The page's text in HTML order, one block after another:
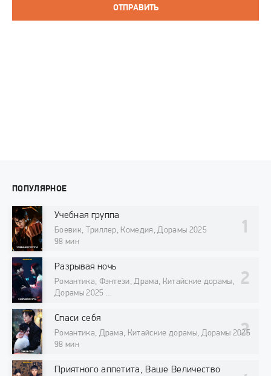
ОТПРАВИТЬ
ПОПУЛЯРНОЕ
Учебная группа
Боевик, Триллер, Комедия, Дорамы 2025
98 мин
Разрывая ночь
Романтика, Фэнтези, Драма, Китайские дорамы,
Дорамы 2025
Спаси себя
Романтика, Драма, Китайские дорамы, Дорамы 2025
98 мин
Приятного аппетита, Ваше Величество